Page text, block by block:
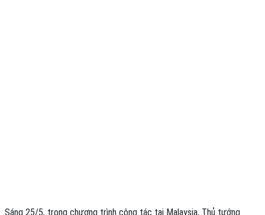
Sáng 25/5, trong chương trình công tác tại Malaysia, Thủ tướng